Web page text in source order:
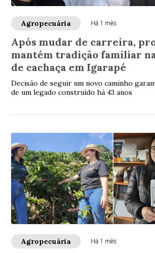
Agropecuária Há 1 mês
Após mudar de carreira,
mantém tradição familiar
de cachaça em Igarapé
Decisão de seguir um novo caminho
de um legado construído há 43 anos
Agropecuária Há 1 mês